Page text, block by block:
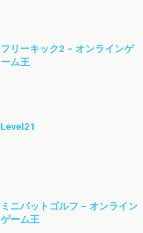
フリーキック2 – オンラインゲ
ーム王
Level21
ミニパットゴルフ – オンライン
ゲーム王